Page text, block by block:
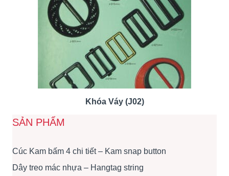
Khóa Váy (J02)
SẢN PHẨM
Cúc Kam bấm 4 chi tiết – Kam snap button
Dây treo mác nhựa – Hangtag string